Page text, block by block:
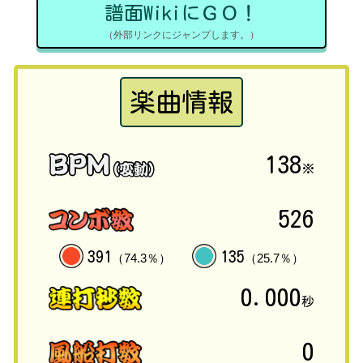
譜面WikiにＧＯ！
（外部リンクにジャンプします。）
楽曲情報
138※
526
391 （74.3％） 135 （25.7％）
0.000秒
0